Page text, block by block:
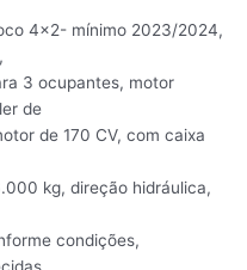
4x2- mínimo 2023/2024,
3 ocupantes, motor
de
de 170 CV, com caixa
kg, direção hidráulica,
condições,